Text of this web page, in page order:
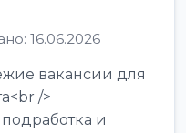
16.06.2026
вакансии для
/>
и